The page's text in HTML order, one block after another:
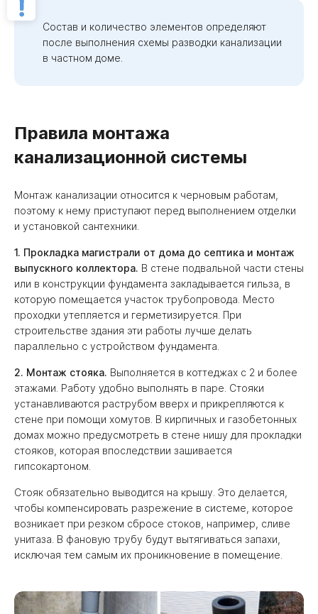
Состав и количество элементов определяют
после выполнения схемы разводки канализации
в частном доме.
Правила монтажа
канализационной системы
Монтаж канализации относится к черновым работам,
поэтому к нему приступают перед выполнением отделки
и установкой сантехники.
1. Прокладка магистрали от дома до септика и монтаж
выпускного коллектора. В стене подвальной части стены
или в конструкции фундамента закладывается гильза, в
которую помещается участок трубопровода. Место
проходки утепляется и герметизируется. При
строительстве здания эти работы лучше делать
параллельно с устройством фундамента.
2. Монтаж стояка. Выполняется в коттеджах с 2 и более
этажами. Работу удобно выполнять в паре. Стояки
устанавливаются раструбом вверх и прикрепляются к
стене при помощи хомутов. В кирпичных и газобетонных
домах можно предусмотреть в стене нишу для прокладки
стояков, которая впоследствии зашивается
гипсокартоном.
Стояк обязательно выводится на крышу. Это делается,
чтобы компенсировать разрежение в системе, которое
возникает при резком сбросе стоков, например, сливе
унитаза. В фановую трубу будут вытягиваться запахи,
исключая тем самым их проникновение в помещение.